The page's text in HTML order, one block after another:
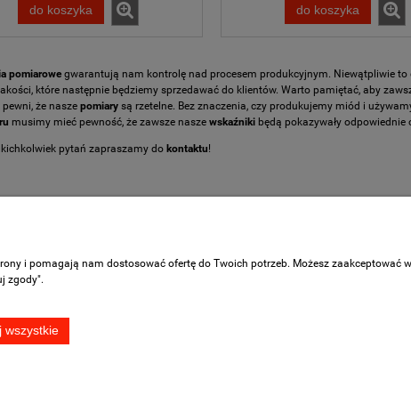
249,00 zł
489,00 zł
do koszyka do koszyka
pomiarowe gwarantują nam kontrolę nad procesem produkcyjnym. Niewątpliwie
które następnie będziemy sprzedawać do klientów. Warto pamiętać, aby
pewni, że nasze pomiary są rzetelne. Bez znaczenia, czy produkujemy miód i
musimy mieć pewność, że zawsze nasze wskaźniki będą pokazywały odpowiednie
pytań zapraszamy do kontaktu!
i pomagają nam dostosować ofertę do Twoich potrzeb. Możesz zaakceptować
zgody".
wszystkie